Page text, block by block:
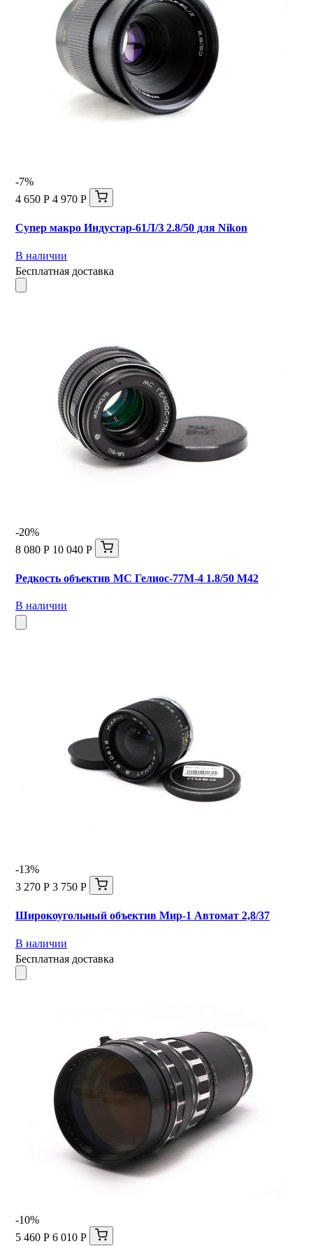
-7%
4 650 Р 4 970 Р
Супер макро Индустар-61Л/З 2.8/50 для Nikon
В наличии
Бесплатная доставка
-20%
8 080 Р 10 040 Р
Редкость объектив МС Гелиос-77М-4 1.8/50 M42
В наличии
-13%
3 270 Р 3 750 Р
Широкоугольный объектив Мир-1 Автомат 2,8/37
В наличии
Бесплатная доставка
-10%
5 460 Р 6 010 Р